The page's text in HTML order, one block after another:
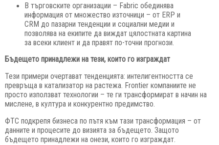
В търговските организации – Fabric обединява
информация от множество източници – от ERP и
CRM до пазарни тенденции и социални медии и
позволява на екипите да виждат цялостната картина
за всеки клиент и да правят по-точни прогнози.
Бъдещето принадлежи на тези, които го изграждат
Тези примери очертават тенденцията: интелигентността се
превръща в катализатор на растежа. Frontier компаниите не
просто използват технологии – те ги трансформират в начин на
мислене, в култура и конкурентно предимство.
ФТС подкрепя бизнеса по пътя към тази трансформация – от
данните и процесите до визията за бъдещето. Защото
бъдещето принадлежи на онези, които го изграждат.